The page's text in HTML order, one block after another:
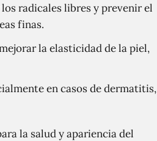
radicales libres y prevenir el
finas.
la elasticidad de la piel,
en casos de dermatitis,
la salud y apariencia del